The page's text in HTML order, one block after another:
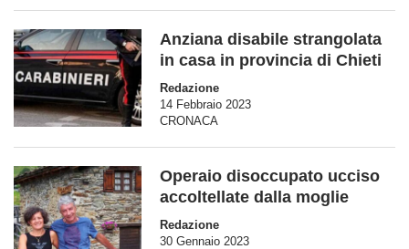
Anziana disabile strangolata
in casa in provincia di Chieti
Redazione
14 Febbraio 2023
CRONACA
Operaio disoccupato ucciso
accoltellate dalla moglie
Redazione
30 Gennaio 2023